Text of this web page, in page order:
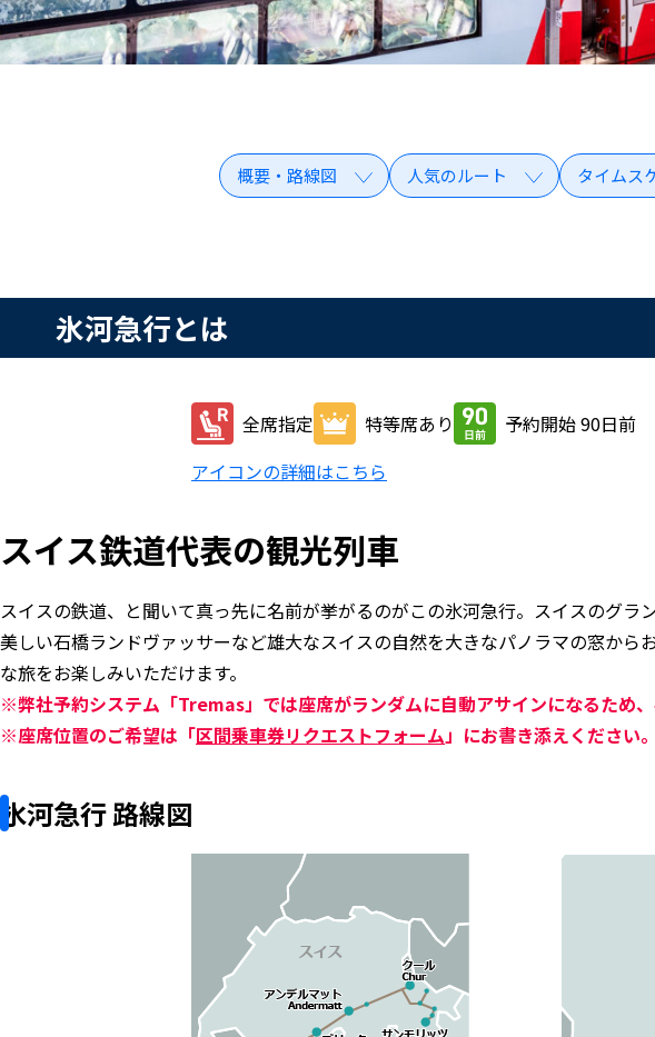
概要・路線図 人気のルート タイムス
氷河急行とは
全席指定 特等席あり
予約開始 90日前
アイコンの詳細はこちら
スイス鉄道代表の観光列車
スイスの鉄道、と聞いて真っ先に名前が挙がるのがこの氷河急行。スイスのグ
美しい石橋ランドヴァッサーなど雄大なスイスの自然を大きなパノラマの窓か
な旅をお楽しみいただけます。
※弊社予約システム「Tremas」では座席がランダムに自動アサインになるため、
※座席位置のご希望は「区間乗車券リクエストフォーム」にお書き添えください。
氷河急行 路線図